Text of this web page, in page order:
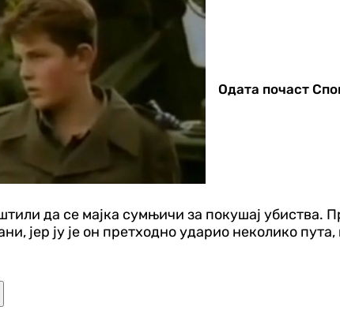
Одата почаст
да се мајка сумњичи за покушај убиства.
јер ју је он претходно ударио неколико